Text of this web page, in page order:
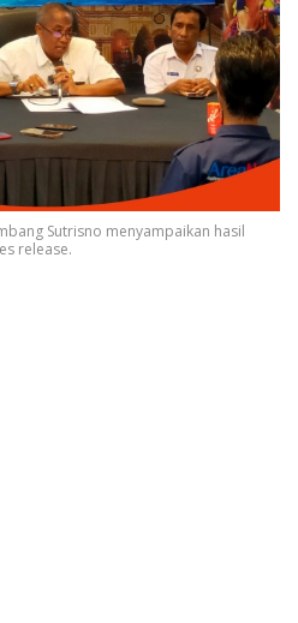
Sutrisno menyampaikan hasil
release.